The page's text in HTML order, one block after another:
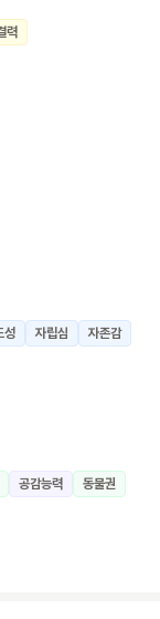
력
성 자립심
자존감
공감능력 동물권